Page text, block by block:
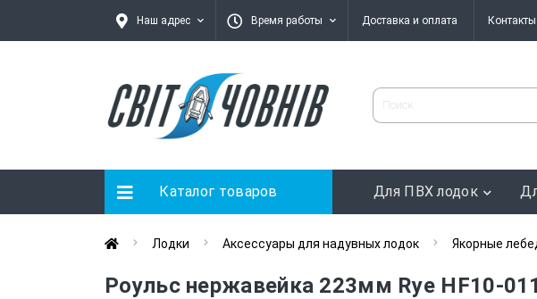
Наш адрес Время работы Доставка и оплата Контакты
Каталог товаров Для ПВХ лодок
Лодки Аксессуары для надувных лодок Якорные
Роульс нержавейка 223мм Rye HF10-